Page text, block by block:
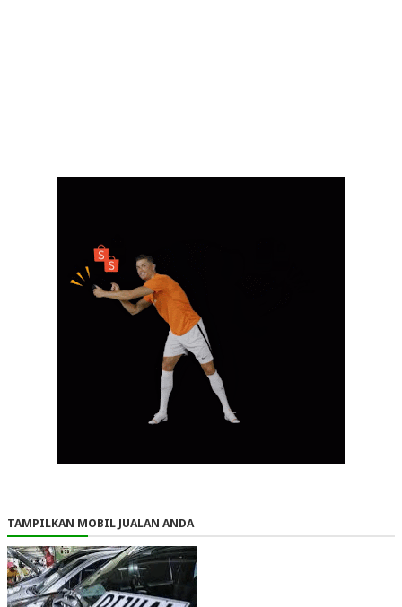
TAMPILKAN MOBIL JUALAN ANDA